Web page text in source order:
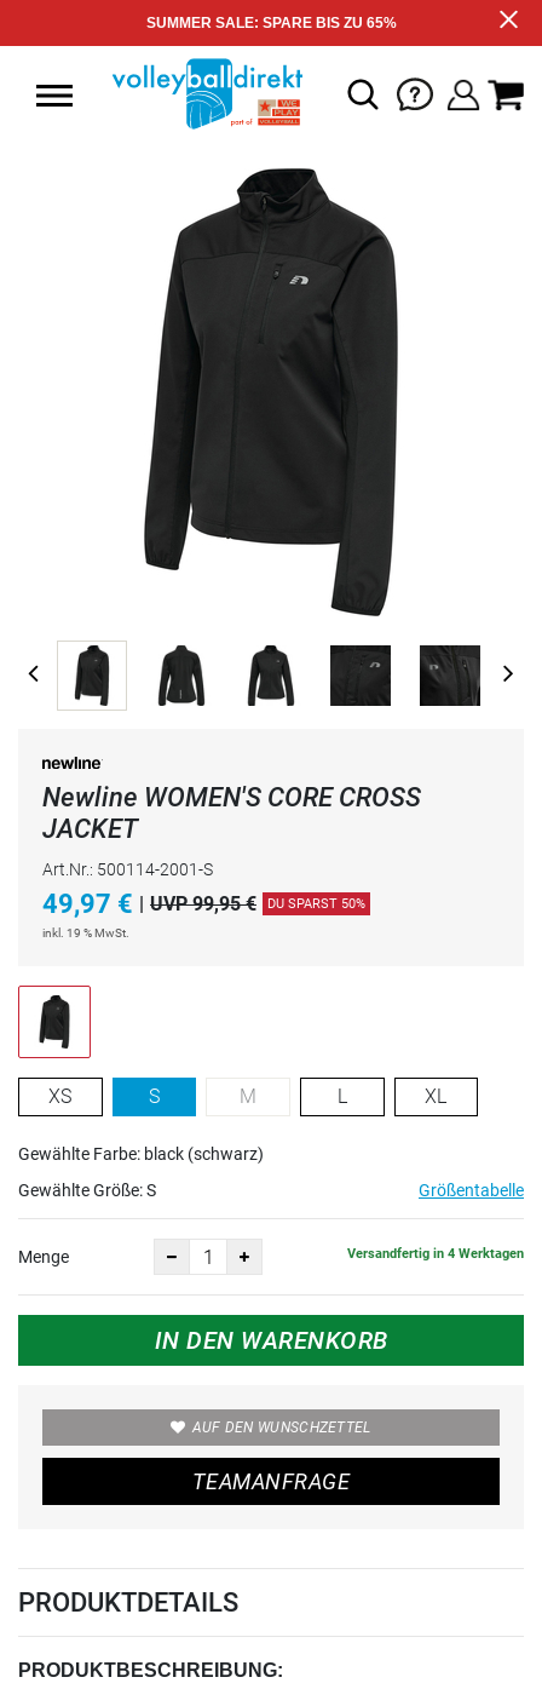
SUMMER SALE: SPARE BIS ZU 65%
Newline WOMEN'S CORE CROSS
JACKET
Art.Nr.: 500114-2001-S
49,97 € | UVP 99,95 € DU SPARST 50%
inkl. 19 % MwSt.
XS S M L XL
Gewählte Farbe: black (schwarz)
Gewählte Größe:S Größentabelle
Menge Versandfertig in 4 Werktagen
IN DEN WARENKORB
AUF DEN WUNSCHZETTEL
TEAMANFRAGE
PRODUKTDETAILS
PRODUKTBESCHREIBUNG: